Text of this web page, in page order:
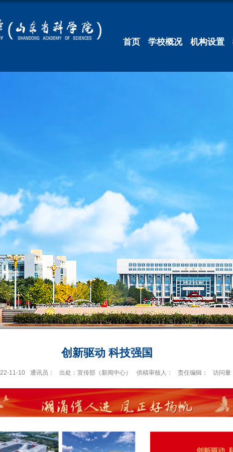
首页 学校概况 机构设置
创新驱动 科技强国
11-10 通讯员： 出处：宣传部（新闻中心） 供稿审核人： 责任编辑： 访问量